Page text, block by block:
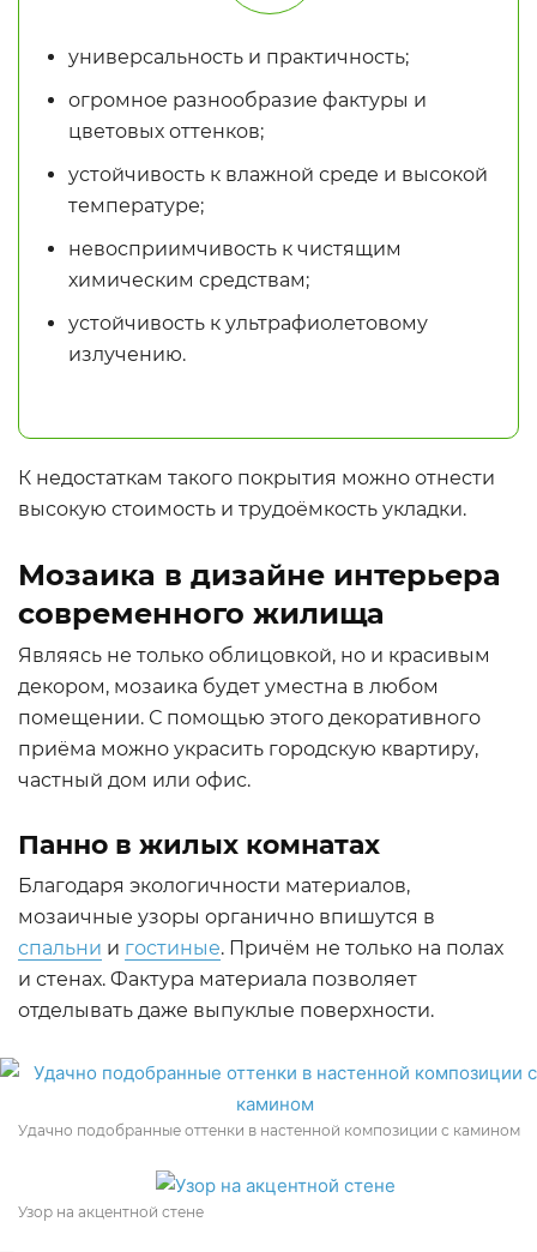
универсальность и практичность;
огромное разнообразие фактуры и
цветовых оттенков;
устойчивость к влажной среде и высокой
температуре;
невосприимчивость к чистящим
химическим средствам;
устойчивость к ультрафиолетовому
излучению.
К недостаткам такого покрытия можно отнести
высокую стоимость и трудоёмкость укладки.
Мозаика в дизайне интерьера
современного жилища
Являясь не только облицовкой, но и красивым
декором, мозаика будет уместна в любом
помещении. С помощью этого декоративного
приёма можно украсить городскую квартиру,
частный дом или офис.
Панно в жилых комнатах
Благодаря экологичности материалов,
мозаичные узоры органично впишутся в
спальни и гостиные. Причём не только на полах
и стенах. Фактура материала позволяет
отделывать даже выпуклые поверхности.
Удачно подобранные оттенки в настенной композиции с камином
Узор на акцентной стене